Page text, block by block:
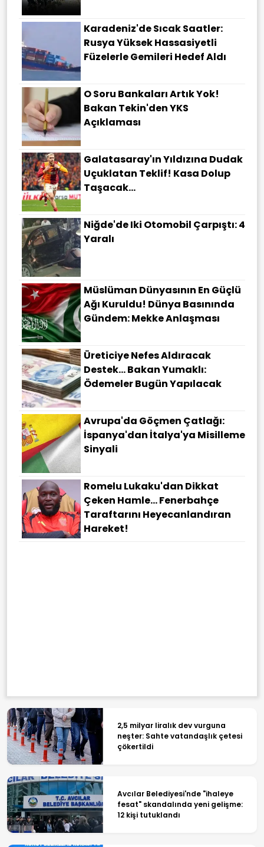
Karadeniz'de Sıcak Saatler:
Rusya Yüksek Hassasiyetli
Füzelerle Gemileri Hedef Aldı
O Soru Bankaları Artık Yok!
Bakan Tekin'den YKS
Açıklaması
Galatasaray'ın Yıldızına Dudak
Uçuklatan Teklif! Kasa Dolup
Taşacak...
Niğde'de Iki Otomobil Çarpıştı: 4
Yaralı
Müslüman Dünyasının En Güçlü
Ağı Kuruldu! Dünya Basınında
Gündem: Mekke Anlaşması
Üreticiye Nefes Aldıracak
Destek... Bakan Yumaklı:
Ödemeler Bugün Yapılacak
Avrupa'da Göçmen Çatlağı:
İspanya'dan İtalya'ya Misilleme
Sinyali
Romelu Lukaku'dan Dikkat
Çeken Hamle... Fenerbahçe
Taraftarını Heyecanlandıran
Hareket!
2,5 milyar liralık dev vurguna
neşter: Sahte vatandaşlık çetesi
çökertildi
Avcılar Belediyesi'nde "ihaleye
fesat" skandalında yeni gelişme:
12 kişi tutuklandı